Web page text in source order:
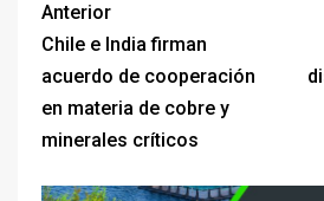
Anterior
Chile e India firman
acuerdo de cooperación
en materia de cobre y
minerales críticos